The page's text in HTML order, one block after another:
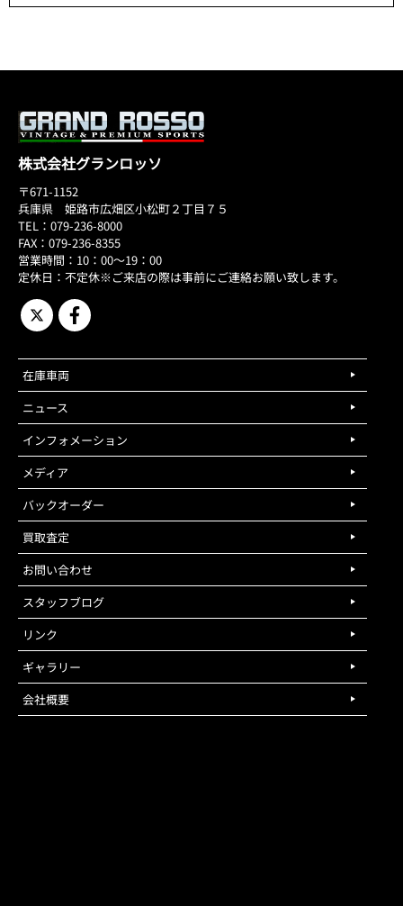
株式会社グランロッソ
〒671-1152
兵庫県 姫路市広畑区小松町２丁目７５
TEL：079-236-8000
FAX：079-236-8355
営業時間：10：00～19：00
定休日：不定休※ご来店の際は事前にご連絡お願い致します。
在庫車両
ニュース
インフォメーション
メディア
バックオーダー
買取査定
お問い合わせ
スタッフブログ
リンク
ギャラリー
会社概要